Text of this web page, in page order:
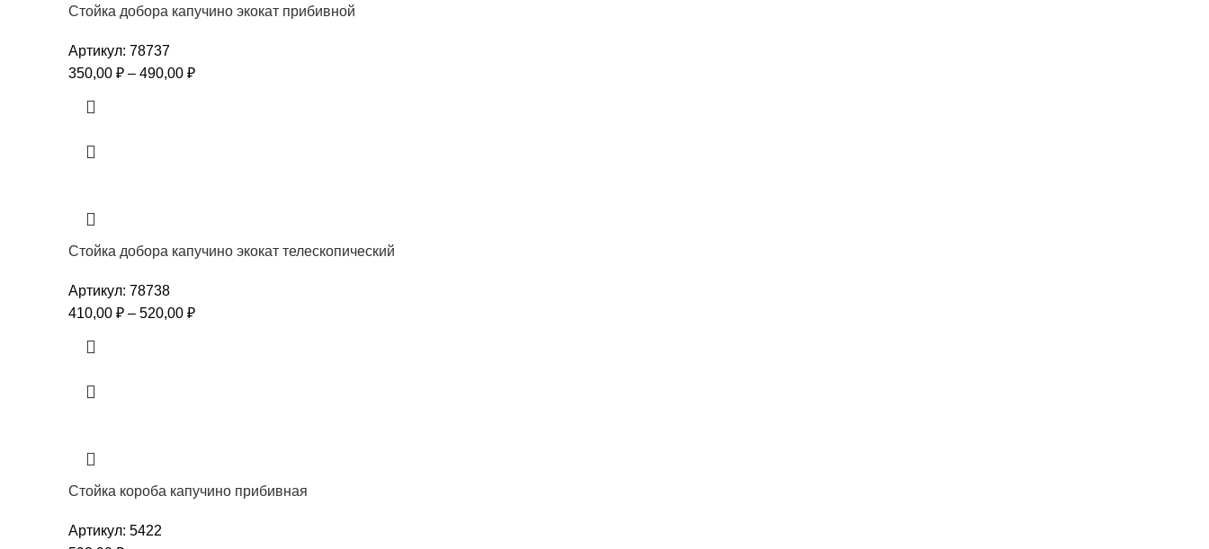
Стойка добора капучино экокат прибивной
Артикул: 78737
350,00 ₽ – 490,00 ₽
Стойка добора капучино экокат телескопический
Артикул: 78738
410,00 ₽ – 520,00 ₽
Стойка короба капучино прибивная
Артикул: 5422